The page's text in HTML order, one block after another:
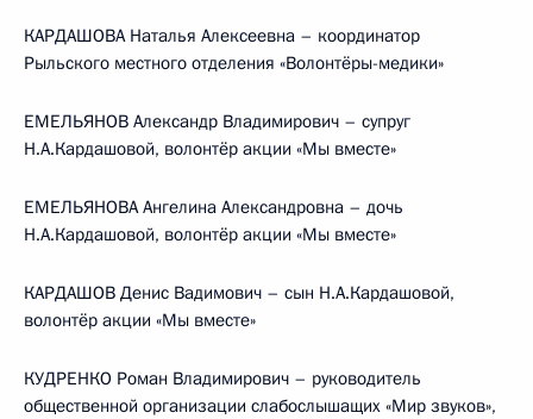
КАРДАШОВА Наталья Алексеевна – координатор
Рыльского местного отделения «Волонтёры-медики»
ЕМЕЛЬЯНОВ Александр Владимирович – супруг
Н.А.Кардашовой, волонтёр акции «Мы вместе»
ЕМЕЛЬЯНОВА Ангелина Александровна – дочь
Н.А.Кардашовой, волонтёр акции «Мы вместе»
КАРДАШОВ Денис Вадимович – сын Н.А.Кардашовой,
волонтёр акции «Мы вместе»
КУДРЕНКО Роман Владимирович – руководитель
общественной организации слабослышащих «Мир звуков»,